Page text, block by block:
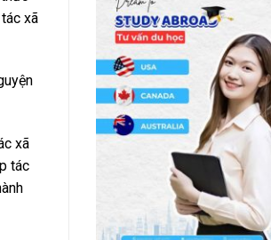
xã
xã
tác